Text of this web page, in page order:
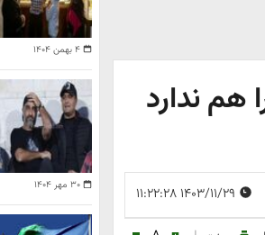
هم ندارد
۴ بهمن ۱۴۰۴
۳۰ مهر ۱۴۰۴